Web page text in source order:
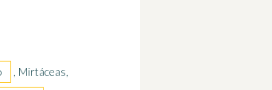
, Mirtáceas,